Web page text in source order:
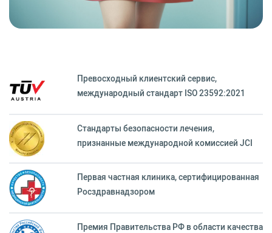
Превосходный клиентский сервиc,
международный стандарт ISO 23592:2021
Стандарты безопасности лечения,
признанные международной комиссией JCI
Первая частная клиника, сертифицированная
Росздравнадзором
Премия Правительства РФ в области качества